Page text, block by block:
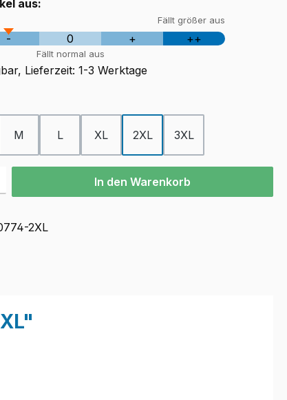
aus:
Fällt größer aus
- 0 + ++
Fällt normal aus
Lieferzeit: 1-3 Werktage
M L XL 2XL 3XL
den gewünschten Wert ein oder benutze die Schaltflächen
In den Warenkorb
2XL